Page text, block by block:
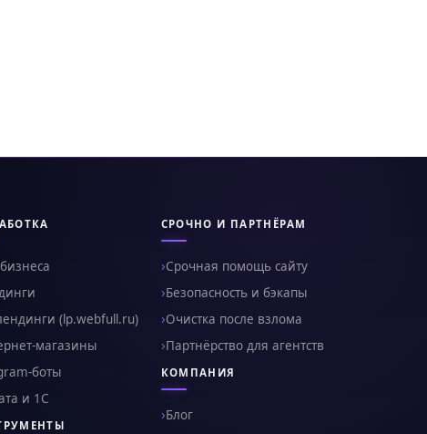
(lp.webfull.ru)
магазины
боты
и 1С
СРОЧНО И ПАРТНЁРАМ
Срочная помощь сайту
Безопасность и бэкапы
Очистка после взлома
Партнёрство для агентств
КОМПАНИЯ
Блог